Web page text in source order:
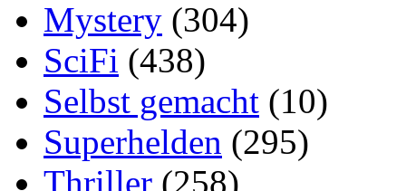
Mystery (304)
SciFi (438)
Selbst gemacht (10)
Superhelden (295)
Thriller (258)